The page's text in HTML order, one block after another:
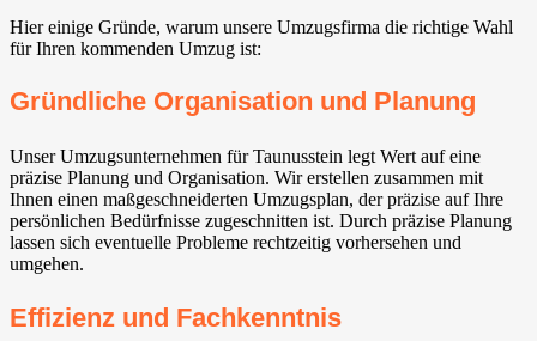
Hier einige Gründe, warum unsere Umzugsfirma die richtige Wahl
für Ihren kommenden Umzug ist:
Gründliche Organisation und Planung
Unser Umzugsunternehmen für Taunusstein legt Wert auf eine
präzise Planung und Organisation. Wir erstellen zusammen mit
Ihnen einen maßgeschneiderten Umzugsplan, der präzise auf Ihre
persönlichen Bedürfnisse zugeschnitten ist. Durch präzise Planung
lassen sich eventuelle Probleme rechtzeitig vorhersehen und
umgehen.
Effizienz und Fachkenntnis